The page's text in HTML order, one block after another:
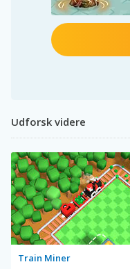
Udforsk videre
Train Miner